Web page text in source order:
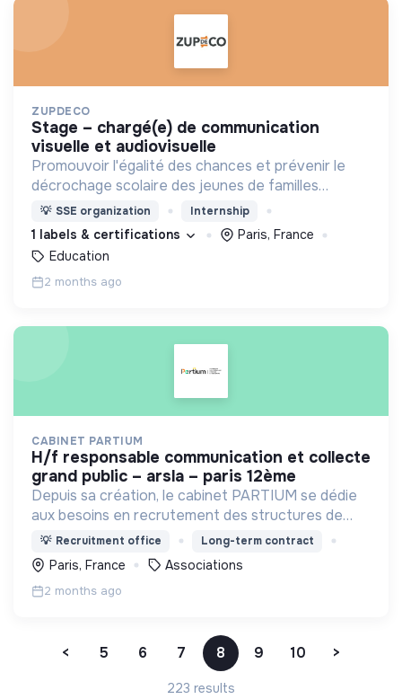
ZUPDECO
stage – chargé(e) de communication
visuelle et audiovisuelle
Promouvoir l'égalité des chances et prévenir le
décrochage scolaire des jeunes de familles
modestes. Notre mission : donner à ces jeunes les
mêmes chances de réussite que les autres.
💡 SSE organization Internship
1 labels & certifications
Paris, France
Education
2 months ago
CABINET PARTIUM
h/f responsable communication et collecte
grand public – arsla – paris 12ème
Depuis sa création, le cabinet PARTIUM se dédie
aux besoins en recrutement des structures de
l'ESS, selon une démarche centrée à la fois sur
l'humain, les compétences, et une éthique
irréprochable.
💡 Recruitment office Long-term contract
Paris, France Associations
2 months ago
< 5 6 7 8 9 10 >
223 results